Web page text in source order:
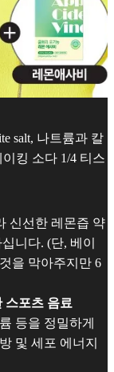
salt, 나트륨과 칼
킹 소다 1/4 티스
신선한 레몬즙 약
니다. (단, 베이
을 막아주지만 6
스포츠 음료
등을 정밀하게
및 세포 에너지